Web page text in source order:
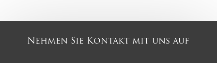
Nehmen Sie Kontakt mit uns auf